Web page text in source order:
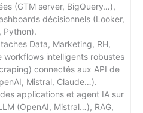
(GTM server, BigQuery…),
décisionnels (Looker,
Python).
Data, Marketing, RH,
intelligents robustes
connectés aux API de
Mistral, Claude…).
applications et agent IA sur
(OpenAI, Mistral…), RAG,